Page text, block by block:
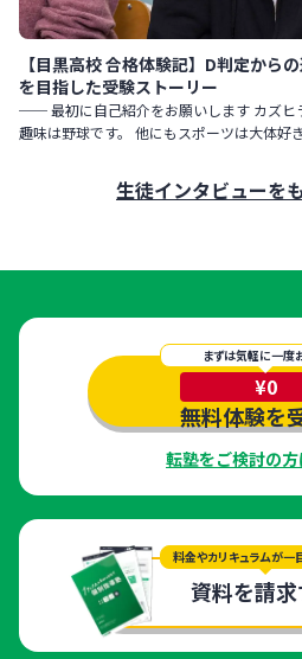
【目黒高校 合格体験記】D判定から
を目指した受験ストーリー
── 最初に自己紹介をお願いします カズヒ
趣味は野球です。 他にもスポーツは大体好
生徒インタビューを
まずは気軽に一度
¥0
無料体験を
転塾をご検討の
料金やカリキュラムが一
資料を請求